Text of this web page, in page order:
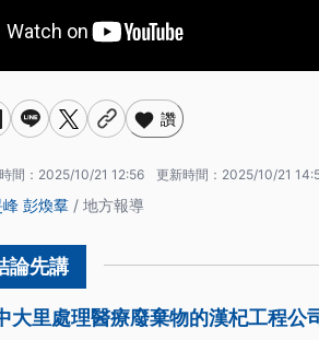
讚
間： 2025/10/21 12:56 更新時間： 2025/10/21
峰 彭煥羣 / 地方報導
大里處理醫療廢棄物的漢杞工程